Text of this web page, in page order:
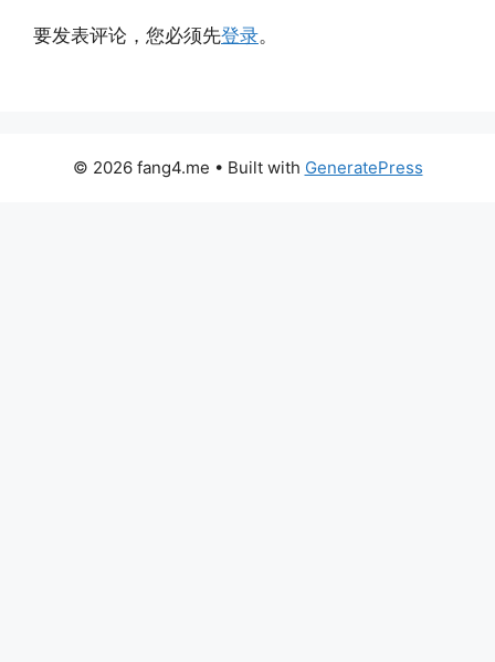
要发表评论，您必须先登录。
© 2026 fang4.me • Built with GeneratePress